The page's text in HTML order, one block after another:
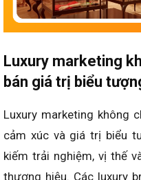
Luxury marketing
bán giá trị biểu
Luxury marketing không
cảm xúc và giá trị biểu
kiếm trải nghiệm, vị thế
thương hiệu. Các luxury